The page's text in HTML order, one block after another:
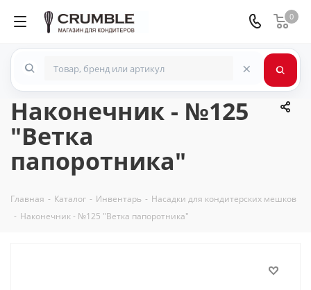
0
×
Наконечник - №125
"Ветка
папоротника"
Главная - Каталог - Инвентарь - Насадки для кондитерских мешков
- Наконечник - №125 "Ветка папоротника"